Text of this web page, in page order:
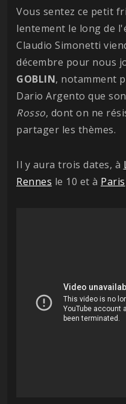
Vous sentez ce petit
lentement le long de
Claudio Simonetti
décembre pour nous
GOBLIN, notamment
Dario Argento que
Rosso, dont on ne
partager les thèmes.
Il y aura trois dates, à
Rennes le 10 et à Paris